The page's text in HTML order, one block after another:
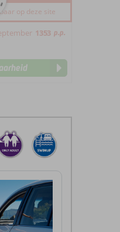
op deze site
1353 p.p.